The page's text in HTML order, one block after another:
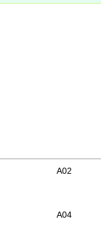
A02
A04